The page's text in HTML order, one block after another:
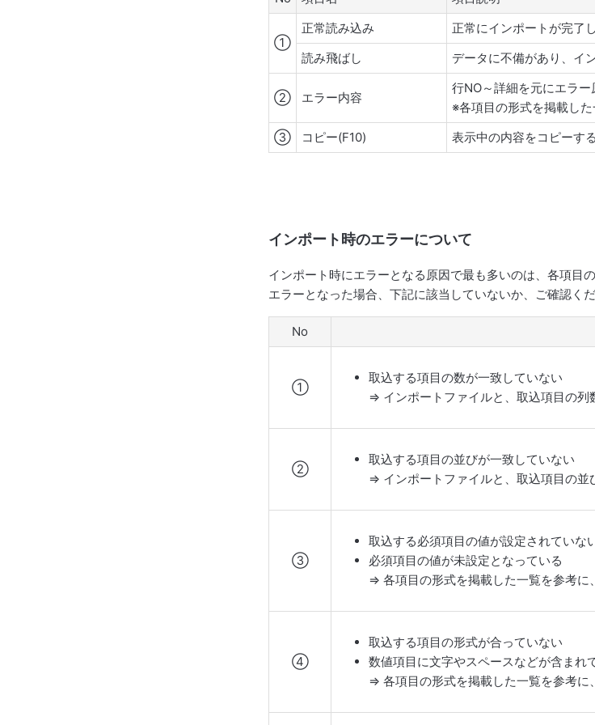
①
正常読み込み
正常にインポートが完了
読み飛ばし
データに不備があり、イ
② エラー内容
行NO～詳細を元にエラー
※各項目の形式を掲載し
③
コピー(F10) 表示中の内容をコピーす
インポート時のエラーについて
インポート時にエラーとなる原因で最も多いのは、各項目
エラーとなった場合、下記に該当していないか、ご確認くだ
No
①
取込する項目の数が一致していない
⇒ インポートファイルと、取込項目の列
②
取込する項目の並びが一致していない
⇒ インポートファイルと、取込項目の並
③
取込する必須項目の値が設定されていな
必須項目の値が未設定となっている
⇒ 各項目の形式を掲載した一覧を参考に
④
取込する項目の形式が合っていない
数値項目に文字やスペースなどが含まれ
⇒ 各項目の形式を掲載した一覧を参考に